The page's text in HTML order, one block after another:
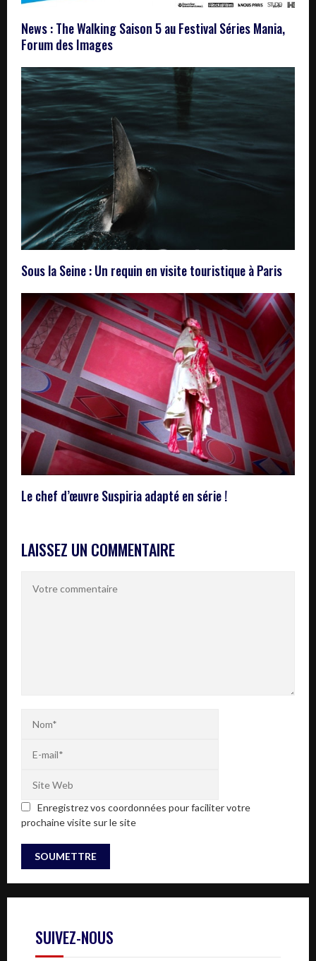
News : The Walking Saison 5 au Festival Séries Mania,
Forum des Images
Sous la Seine : Un requin en visite touristique à Paris
Le chef d’œuvre Suspiria adapté en série !
LAISSEZ UN COMMENTAIRE
Enregistrez vos coordonnées pour faciliter votre
prochaine visite sur le site
SUIVEZ-NOUS